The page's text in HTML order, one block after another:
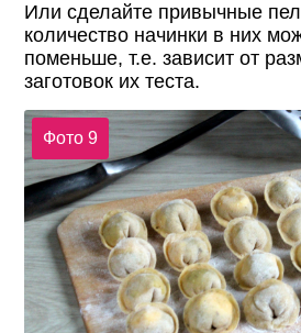
Или сделайте привычные
количество начинки в них
поменьше, т.е. зависит от
заготовок их теста.
Фото 9